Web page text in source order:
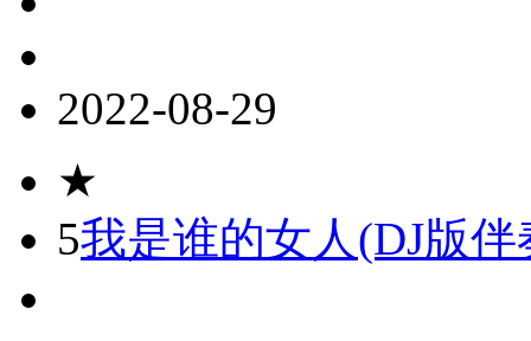
2022-08-29
★
5我是谁的女人(DJ版伴